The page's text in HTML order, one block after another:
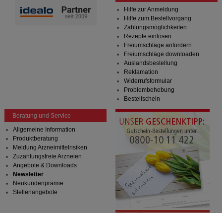
Hilfe zur Anmeldung
Hilfe zum Bestellvorgang
Zahlungsmöglichkeiten
Rezepte einlösen
Freiumschläge anfordern
Freiumschläge downloaden
Auslandsbestellung
Reklamation
Widerrufsformular
Problembehebung
Bestellschein
Beratung und Service
Allgemeine Information
Produktberatung
Meldung Arzneimittelrisiken
Zuzahlungsfreie Arzneien
Angebote & Downloads
Newsletter
Neukundenprämie
Stellenangebote